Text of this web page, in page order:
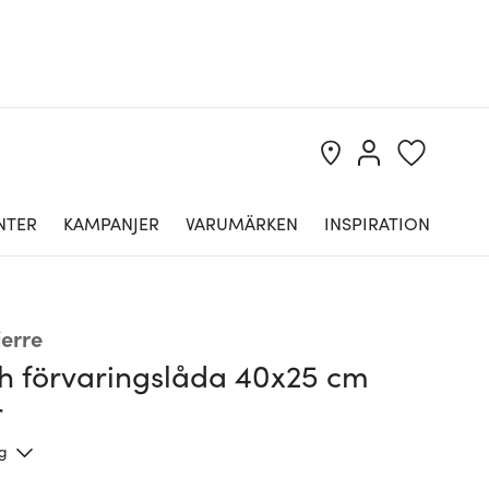
KAMPANJER VARUMÄRKEN INSPIRATION
förvaringslåda 40x25 cm